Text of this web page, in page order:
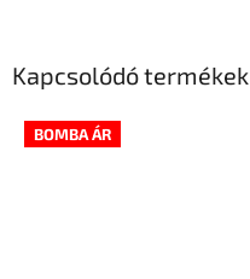
Kapcsolódó termékek
BOMBA ÁR